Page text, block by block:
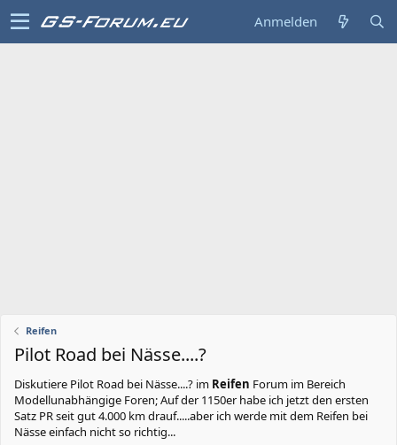
Anmelden
Reifen
Pilot Road bei Nässe....?
Diskutiere Pilot Road bei Nässe....? im Reifen Forum im Bereich
Modellunabhängige Foren; Auf der 1150er habe ich jetzt den ersten
Satz PR seit gut 4.000 km drauf.....aber ich werde mit dem Reifen bei
Nässe einfach nicht so richtig...